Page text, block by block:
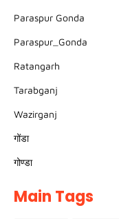
Paraspur Gonda
Paraspur_Gonda
Ratangarh
Tarabganj
Wazirganj
गोंडा
गोण्डा
Main Tags